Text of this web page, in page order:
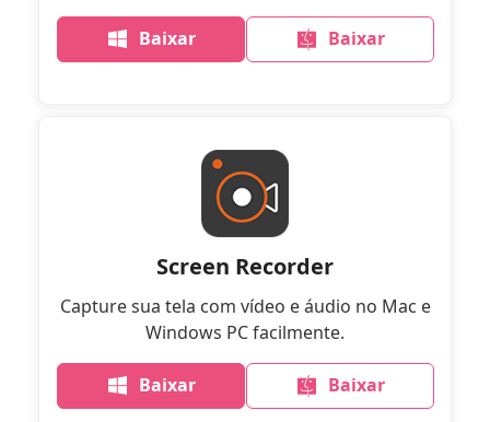
Baixar Baixar
Screen Recorder
Capture sua tela com vídeo e áudio no Mac e
Windows PC facilmente.
Baixar Baixar